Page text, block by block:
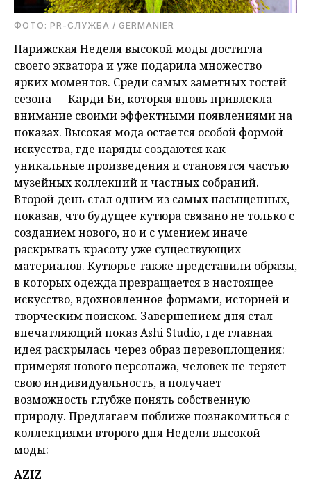
ФОТО: PR-СЛУЖБА / GERMANIER
Парижская Неделя высокой моды достигла
своего экватора и уже подарила множество
ярких моментов. Среди самых заметных гостей
сезона — Карди Би, которая вновь привлекла
внимание своими эффектными появлениями на
показах. Высокая мода остается особой формой
искусства, где наряды создаются как
уникальные произведения и становятся частью
музейных коллекций и частных собраний.
Второй день стал одним из самых насыщенных,
показав, что будущее кутюра связано не только с
созданием нового, но и с умением иначе
раскрывать красоту уже существующих
материалов. Кутюрье также представили образы,
в которых одежда превращается в настоящее
искусство, вдохновленное формами, историей и
творческим поиском. Завершением дня стал
впечатляющий показ Ashi Studio, где главная
идея раскрылась через образ перевоплощения:
примеряя нового персонажа, человек не теряет
свою индивидуальность, а получает
возможность глубже понять собственную
природу. Предлагаем поближе познакомиться с
коллекциями второго дня Недели высокой
моды:
AZIZ